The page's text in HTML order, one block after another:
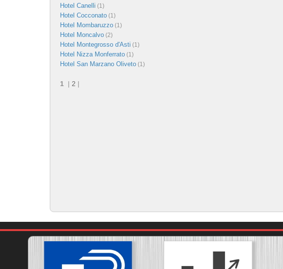
Hotel Canelli (1)
Hotel Cocconato (1)
Hotel Mombaruzzo (1)
Hotel Moncalvo (2)
Hotel Montegrosso d'Asti (1)
Hotel Nizza Monferrato (1)
Hotel San Marzano Oliveto (1)
1 | 2 |